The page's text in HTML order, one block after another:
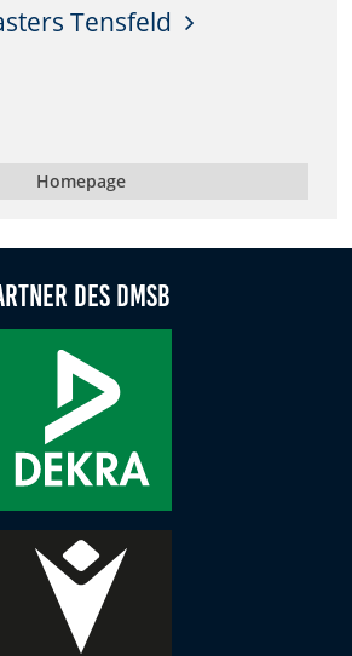
Tensfeld
Homepage
des DMSB
von Informationen und
über die Website-
ohne dass einzelne
identifiziert werden können.